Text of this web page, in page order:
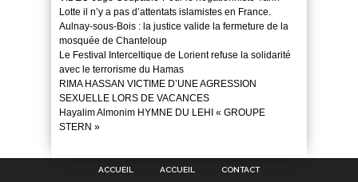
Lotte il n’y a pas d’attentats islamistes en France.
Aulnay-sous-Bois : la justice valide la fermeture de la
mosquée de Chanteloup
Le Festival Interceltique de Lorient refuse la solidarité
avec le terrorisme du Hamas
RIMA HASSAN VICTIME D’UNE AGRESSION
SEXUELLE LORS DE VACANCES
Hayalim Almonim HYMNE DU LEHI « GROUPE
STERN »
ACCUEIL ACCUEIL CONTACT